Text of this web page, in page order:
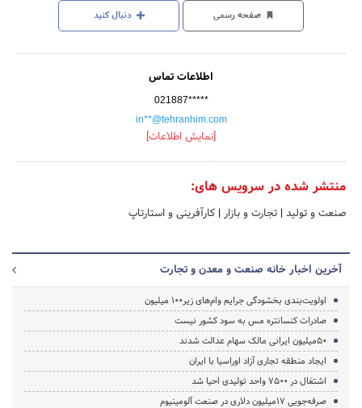
صفحه رسمی دنبال کنید
اطلاعات تماس
021887*****
in**@tehranhim.com
[نمایش اطلاعات]
منتشر شده در سرویس های:
صنعت و تولید | تجارت و بازار | کارآفرینی و استارتاپ
آخرین اخبار خانه صنعت و معدن و تجارت
اولویت‌بندی بخشودگی جرایم وام‌های زیر100 میلیون
صادرات کنسانتره مس به سود کشور نیست
50میلیون ایرانی مالک سهام عدالت شدند
ایجاد منطقه تجاری آزاد اوراسیا با ایران
اشتغال در ۷۵۰۰ واحد تولیدی احیا شد
صرفه‌جویی ۱۷میلیون دلاری در صنعت آلومینیوم